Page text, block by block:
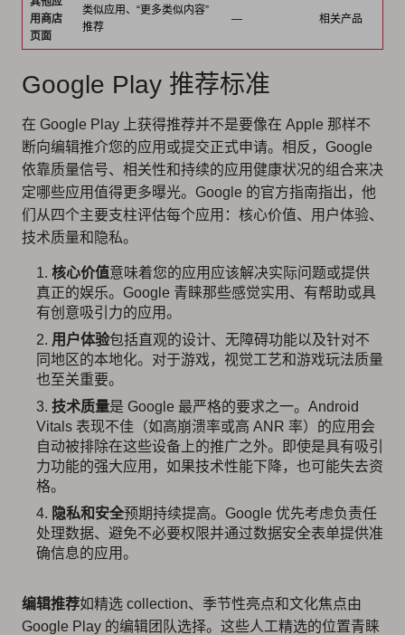
用商店
页面
类似应用、“更多类似内容”
推荐
— 相关产品
Google Play 推荐标准
在 Google Play 上获得推荐并不是要像在 Apple 那样不
断向编辑推介您的应用或提交正式申请。相反，Google
依靠质量信号、相关性和持续的应用健康状况的组合来决
定哪些应用值得更多曝光。Google 的官方指南指出，他
们从四个主要支柱评估每个应用：核心价值、用户体验、
技术质量和隐私。
核心价值意味着您的应用应该解决实际问题或提供
真正的娱乐。Google 青睐那些感觉实用、有帮助或具
有创意吸引力的应用。
用户体验包括直观的设计、无障碍功能以及针对不
同地区的本地化。对于游戏，视觉工艺和游戏玩法质量
也至关重要。
技术质量是 Google 最严格的要求之一。Android
Vitals 表现不佳（如高崩溃率或高 ANR 率）的应用会
自动被排除在这些设备上的推广之外。即使是具有吸引
力功能的强大应用，如果技术性能下降，也可能失去资
格。
隐私和安全预期持续提高。Google 优先考虑负责任
处理数据、避免不必要权限并通过数据安全表单提供准
确信息的应用。
编辑推荐如精选 collection、季节性亮点和文化焦点由
Google Play 的编辑团队选择。这些人工精选的位置青睐